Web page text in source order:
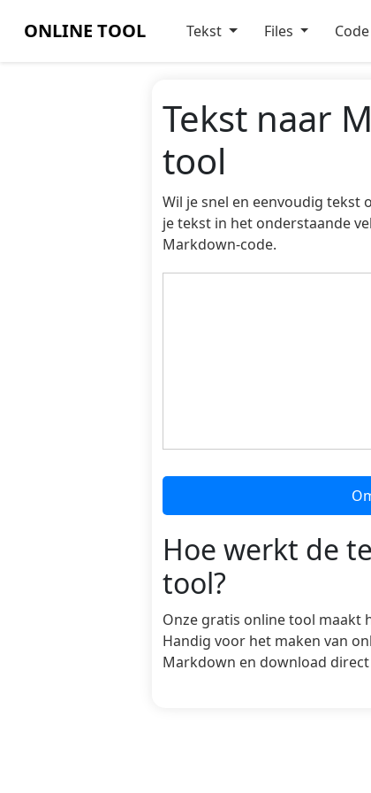
ONLINE TOOL Tekst Files Code
Tekst naar
tool
Wil je snel en eenvoudig tekst
je tekst in het onderstaande
Markdown-code.
Hoe werkt de
tool?
Onze gratis online tool maakt
Handig voor het maken van
Markdown en download direct